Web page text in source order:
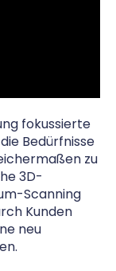
fokussierte
Bedürfnisse
zu
3D-
Scanning
Kunden
neu